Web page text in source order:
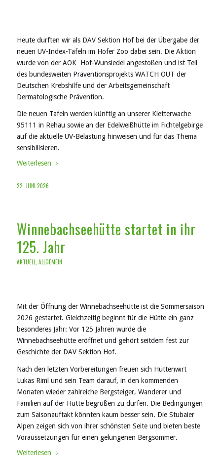
Heute durften wir als DAV Sektion Hof bei der Übergabe der
neuen UV-Index-Tafeln im Hofer Zoo dabei sein. Die Aktion
wurde von der AOK Hof-Wunsiedel angestoßen und ist Teil
des bundesweiten Präventionsprojekts WATCH OUT der
Deutschen Krebshilfe und der Arbeitsgemeinschaft
Dermatologische Prävention.
Die neuen Tafeln werden künftig an unserer Kletterwache
95111 in Rehau sowie an der Edelweißhütte im Fichtelgebirge
auf die aktuelle UV-Belastung hinweisen und für das Thema
sensibilisieren.
Weiterlesen
22. JUNI 2026
Winnebachseehütte startet in ihr
125. Jahr
AKTUELL, ALLGEMEIN
Mit der Öffnung der Winnebachseehütte ist die Sommersaison
2026 gestartet. Gleichzeitig beginnt für die Hütte ein ganz
besonderes Jahr: Vor 125 Jahren wurde die
Winnebachseehütte eröffnet und gehört seitdem fest zur
Geschichte der DAV Sektion Hof.
Nach den letzten Vorbereitungen freuen sich Hüttenwirt
Lukas Riml und sein Team darauf, in den kommenden
Monaten wieder zahlreiche Bergsteiger, Wanderer und
Familien auf der Hütte begrüßen zu dürfen. Die Bedingungen
zum Saisonauftakt könnten kaum besser sein. Die Stubaier
Alpen zeigen sich von ihrer schönsten Seite und bieten beste
Voraussetzungen für einen gelungenen Bergsommer.
Weiterlesen